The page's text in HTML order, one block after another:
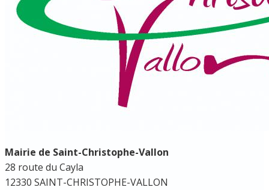
Mairie de Saint-Christophe-Vallon
28 route du Cayla
12330 SAINT-CHRISTOPHE-VALLON